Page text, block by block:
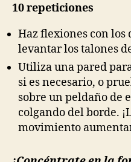
10 repeticiones
Haz flexiones con los
levantar los talones
Utiliza una pared
si es necesario, o
sobre un peldaño de
colgando del borde.
movimiento